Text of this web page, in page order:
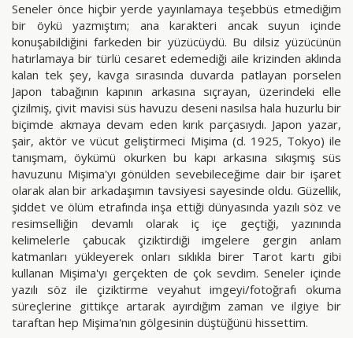
Seneler önce hiçbir yerde yayınlamaya teşebbüs etmediğim
bir öykü yazmıştım; ana karakteri ancak suyun içinde
konuşabildiğini farkeden bir yüzücüydü. Bu dilsiz yüzücünün
hatırlamaya bir türlü cesaret edemediği aile krizinden aklında
kalan tek şey, kavga sırasında duvarda patlayan porselen
Japon tabağının kapının arkasına sıçrayan, üzerindeki elle
çizilmiş, çivit mavisi süs havuzu deseni nasılsa hala huzurlu bir
biçimde akmaya devam eden kırık parçasıydı. Japon yazar,
şair, aktör ve vücut geliştirmeci Mişima (d. 1925, Tokyo) ile
tanışmam, öykümü okurken bu kapı arkasına sıkışmış süs
havuzunu Mişima'yı gönülden sevebileceğime dair bir işaret
olarak alan bir arkadaşımın tavsiyesi sayesinde oldu. Güzellik,
şiddet ve ölüm etrafında inşa ettiği dünyasında yazılı söz ve
resimselliğin devamlı olarak iç içe geçtiği, yazınında
kelimelerle çabucak çiziktirdiği imgelere gergin anlam
katmanları yükleyerek onları sıklıkla birer Tarot kartı gibi
kullanan Mişima'yı gerçekten de çok sevdim. Seneler içinde
yazılı söz ile çiziktirme veyahut imgeyi/fotoğrafı okuma
süreçlerine gittikçe artarak ayırdığım zaman ve ilgiye bir
taraftan hep Mişima'nın gölgesinin düştüğünü hissettim.